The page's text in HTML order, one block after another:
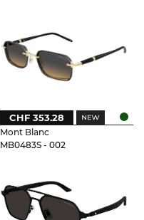
Mont Blanc
MB0483S - 002
CHF 353.28